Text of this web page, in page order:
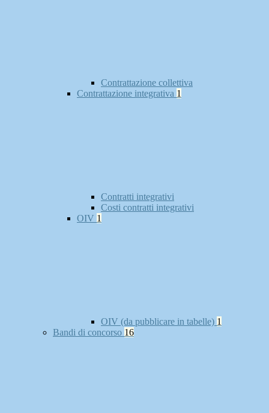
Contrattazione collettiva
Contrattazione integrativa 1
Contratti integrativi
Costi contratti integrativi
OIV 1
OIV (da pubblicare in tabelle) 1
Bandi di concorso 16